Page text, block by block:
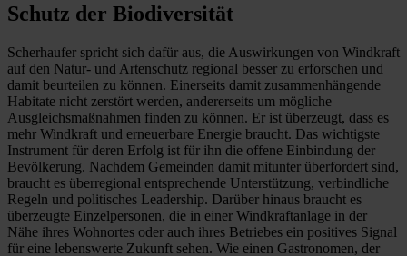
Schutz der Biodiversität
Scherhaufer spricht sich dafür aus, die Auswirkungen von Windkraft
auf den Natur- und Artenschutz regional besser zu erforschen und
damit beurteilen zu können. Einerseits damit zusammenhängende
Habitate nicht zerstört werden, andererseits um mögliche
Ausgleichsmaßnahmen finden zu können. Er ist überzeugt, dass es
mehr Windkraft und erneuerbare Energie braucht. Das wichtigste
Instrument für deren Erfolg ist für ihn die offene Einbindung der
Bevölkerung. Nachdem Gemeinden damit mitunter überfordert sind,
braucht es überregional entsprechende Unterstützung, verbindliche
Regeln und politisches Leadership. Darüber hinaus braucht es
überzeugte Einzelpersonen, die in einer Windkraftanlage in der
Nähe ihres Wohnortes oder auch ihres Betriebes ein positives Signal
für eine lebenswerte Zukunft sehen. Wie einen Gastronomen, der